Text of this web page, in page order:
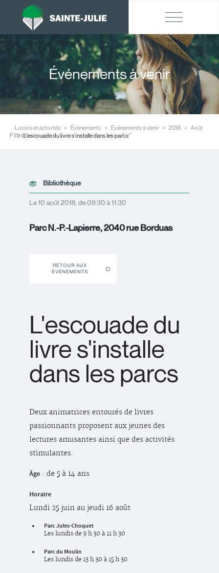
Événements à venir
Loisirs et activités Événements Événements à venir 2018
Août
L'escouade du livre s'installe dans les parcs
Filtres
Bibliothèque
Le 10 août 2018, de 09:30 à 11:30
Parc N.-P.-Lapierre, 2040 rue Borduas
RETOUR AUX
ÉVÉNEMENTS
L'escouade du
livre s'installe
dans les parcs
Deux animatrices entourés de livres
passionnants proposent aux jeunes des
lectures amusantes ainsi que des activités
stimulantes.
Âge : de 5 à 14 ans
Horaire
Lundi 25 juin au jeudi 16 août
Parc Jules-Choquet
Les lundis de 9 h 30 à 11 h 30
Parc du Moulin
Les lundis de 13 h 30 à 15 h 30